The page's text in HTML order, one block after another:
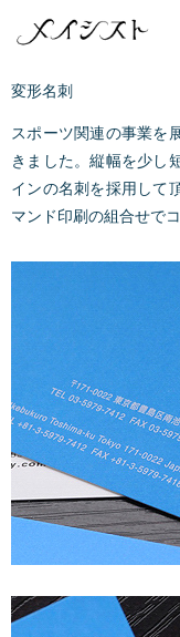
変形名刺
スポーツ関連の事業を
きました。縦幅を少し
インの名刺を採用して
マンド印刷の組合せで